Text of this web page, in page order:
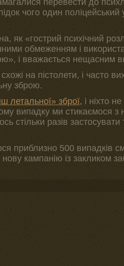
перевести до
чого один поліцейський
як «гострий психічний
обмеженням і
і вважається нещасним
на пістолети, і часто
зброю.
летальної» зброї, і ніхто
випадку ми стикаємося з
стільки разів застосувати
приблизно 500 випадків
кампанію із закликом